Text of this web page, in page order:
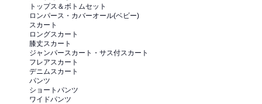
トップス＆ボトムセット
ロンパース・カバーオール(ベビー)
スカート
ロングスカート
膝丈スカート
ジャンパースカート・サス付スカート
フレアスカート
デニムスカート
パンツ
ショートパンツ
ワイドパンツ